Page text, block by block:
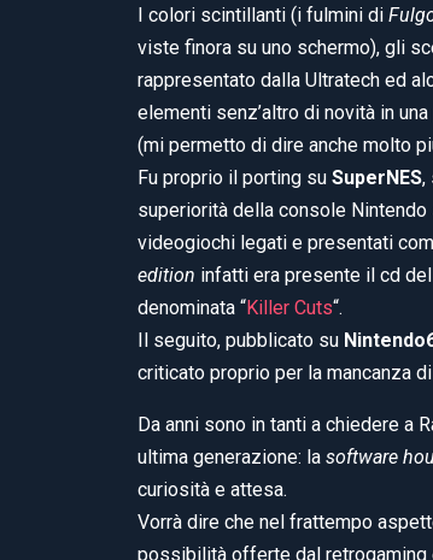
I colori scintillanti (i fulmini di
viste finora su uno schermo), gli
rappresentato dalla Ultratech ed
elementi senz’altro di novità in
(mi permetto di dire anche molto
Fu proprio il porting su SuperNES,
superiorità della console Nintendo
videogiochi legati e presentati
edition infatti era presente il cd
denominata “Killer Cuts“.
Il seguito, pubblicato su
criticato proprio per la mancanza
Da anni sono in tanti a chiedere a
ultima generazione: la software
curiosità e attesa.
Vorrà dire che nel frattempo
possibilità offerte dal retrogaming